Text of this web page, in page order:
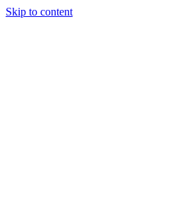
Skip to content